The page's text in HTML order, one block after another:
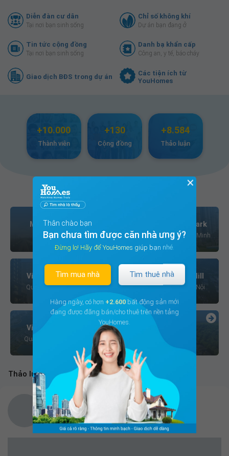
Diễn đàn cư dân
Tại nơi bạn sinh sống
Chỉ số không khí
Dự án bạn đang ở
Tin tức cộng đồng
Tại nơi bạn sinh sống
Danh bạ khẩn cấp
Công an, y tế, báo cháy
Giao dịch BĐS trong dự án
Các tiện ích từ
YouHomes
+10.000
Thành viên
+130
Cộng đồng
+8.584
Thảo luận
Các cộng đồng cư dân tiêu biểu
Masteri Thảo Điền
Quận 2, Hồ Chí Minh
Vinhomes Central Park
Quận Bình Thạnh, Hồ Chí Minh
Vinhomes Royal City
Quận Thanh Xuân, Hà Nội
Times City - Park Hill
Quận Hai Bà Trưng, Hà Nội
Vinhomes Green Bay
Quận Nam Từ Liêm, Hà Nội Cộng đồng cư dân
Thảo luận mới nhất
✕
Thân chào bạn
Bạn chưa tìm được căn nhà ưng ý?
Đừng lo! Hãy để YouHomes giúp bạn nhé.
Tìm mua nhà Tìm thuê nhà
Hàng ngày, có hơn +2.600 bất động sản mới
đang được đăng bán/cho thuê trên nền tảng
YouHomes.